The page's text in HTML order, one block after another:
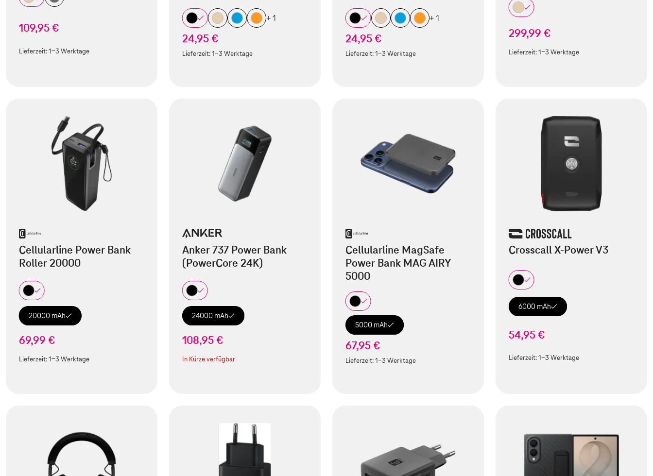
109,95 €
Lieferzeit:1-3 Werktage
+ 1
24,95 €
Lieferzeit:1-3 Werktage
+ 1
24,95 €
Lieferzeit:1-3 Werktage
299,99 €
Lieferzeit:1-3 Werktage
Cellularline Power Bank
Roller 20000
20000 mAh
69,99 €
Lieferzeit:1-3 Werktage
Anker 737 Power Bank
(PowerCore 24K)
24000 mAh
108,95 €
In Kürze verfügbar
Cellularline MagSafe
Power Bank MAG AIRY
5000
5000 mAh
67,95 €
Lieferzeit:1-3 Werktage
Crosscall X-Power V3
6000 mAh
54,95 €
Lieferzeit:1-3 Werktage